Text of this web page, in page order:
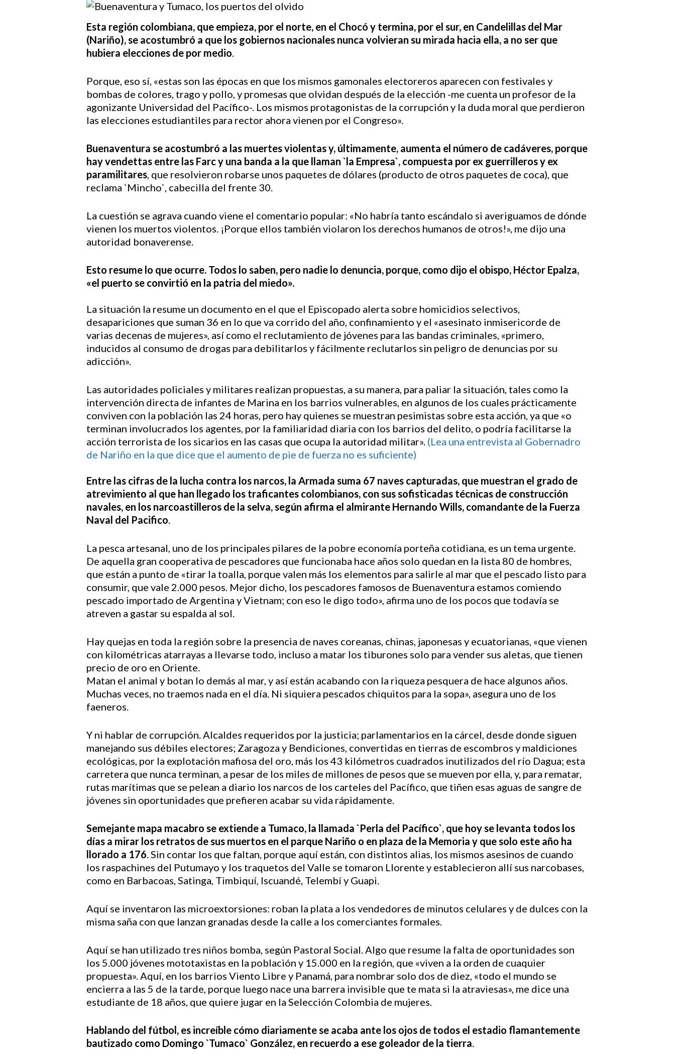
Esta región colombiana, que empieza, por el norte, en el Chocó y termina, por el sur, en Candelillas del Mar
(Nariño), se acostumbró a que los gobiernos nacionales nunca volvieran su mirada hacia ella, a no ser que
hubiera elecciones de por medio.
Porque, eso sí, «estas son las épocas en que los mismos gamonales electoreros aparecen con festivales y
bombas de colores, trago y pollo, y promesas que olvidan después de la elección -me cuenta un profesor de la
agonizante Universidad del Pacífico-. Los mismos protagonistas de la corrupción y la duda moral que perdieron
las elecciones estudiantiles para rector ahora vienen por el Congreso».
Buenaventura se acostumbró a las muertes violentas y, últimamente, aumenta el número de cadáveres, porque
hay vendettas entre las Farc y una banda a la que llaman `la Empresa`, compuesta por ex guerrilleros y ex
paramilitares, que resolvieron robarse unos paquetes de dólares (producto de otros paquetes de coca), que
reclama `Mincho`, cabecilla del frente 30.
La cuestión se agrava cuando viene el comentario popular: «No habría tanto escándalo si averiguamos de dónde
vienen los muertos violentos. ¡Porque ellos también violaron los derechos humanos de otros!», me dijo una
autoridad bonaverense.
Esto resume lo que ocurre. Todos lo saben, pero nadie lo denuncia, porque, como dijo el obispo, Héctor Epalza,
«el puerto se convirtió en la patria del miedo».
La situación la resume un documento en el que el Episcopado alerta sobre homicidios selectivos,
desapariciones que suman 36 en lo que va corrido del año, confinamiento y el «asesinato inmisericorde de
varias decenas de mujeres», así como el reclutamiento de jóvenes para las bandas criminales, «primero,
inducidos al consumo de drogas para debilitarlos y fácilmente reclutarlos sin peligro de denuncias por su
adicción».
Las autoridades policiales y militares realizan propuestas, a su manera, para paliar la situación, tales como la
intervención directa de infantes de Marina en los barrios vulnerables, en algunos de los cuales prácticamente
conviven con la población las 24 horas, pero hay quienes se muestran pesimistas sobre esta acción, ya que «o
terminan involucrados los agentes, por la familiaridad diaria con los barrios del delito, o podría facilitarse la
acción terrorista de los sicarios en las casas que ocupa la autoridad militar». (Lea una entrevista al Gobernadro
de Nariño en la que dice que el aumento de pie de fuerza no es suficiente)
Entre las cifras de la lucha contra los narcos, la Armada suma 67 naves capturadas, que muestran el grado de
atrevimiento al que han llegado los traficantes colombianos, con sus sofisticadas técnicas de construcción
navales, en los narcoastilleros de la selva, según afirma el almirante Hernando Wills, comandante de la Fuerza
Naval del Pacifico.
La pesca artesanal, uno de los principales pilares de la pobre economía porteña cotidiana, es un tema urgente.
De aquella gran cooperativa de pescadores que funcionaba hace años solo quedan en la lista 80 de hombres,
que están a punto de «tirar la toalla, porque valen más los elementos para salirle al mar que el pescado listo para
consumir, que vale 2.000 pesos. Mejor dicho, los pescadores famosos de Buenaventura estamos comiendo
pescado importado de Argentina y Vietnam; con eso le digo todo», afirma uno de los pocos que todavía se
atreven a gastar su espalda al sol.
Hay quejas en toda la región sobre la presencia de naves coreanas, chinas, japonesas y ecuatorianas, «que vienen
con kilométricas atarrayas a llevarse todo, incluso a matar los tiburones solo para vender sus aletas, que tienen
precio de oro en Oriente.
Matan el animal y botan lo demás al mar, y así están acabando con la riqueza pesquera de hace algunos años.
Muchas veces, no traemos nada en el día. Ni siquiera pescados chiquitos para la sopa», asegura uno de los
faeneros.
Y ni hablar de corrupción. Alcaldes requeridos por la justicia; parlamentarios en la cárcel, desde donde siguen
manejando sus débiles electores; Zaragoza y Bendiciones, convertidas en tierras de escombros y maldiciones
ecológicas, por la explotación mafiosa del oro, más los 43 kilómetros cuadrados inutilizados del río Dagua; esta
carretera que nunca terminan, a pesar de los miles de millones de pesos que se mueven por ella, y, para rematar,
rutas marítimas que se pelean a diario los narcos de los carteles del Pacífico, que tiñen esas aguas de sangre de
jóvenes sin oportunidades que prefieren acabar su vida rápidamente.
Semejante mapa macabro se extiende a Tumaco, la llamada `Perla del Pacífico`, que hoy se levanta todos los
días a mirar los retratos de sus muertos en el parque Nariño o en plaza de la Memoria y que solo este año ha
llorado a 176. Sin contar los que faltan, porque aquí están, con distintos alias, los mismos asesinos de cuando
los raspachines del Putumayo y los traquetos del Valle se tomaron Llorente y establecieron allí sus narcobases,
como en Barbacoas, Satinga, Timbiquí, Iscuandé, Telembí y Guapi.
Aquí se inventaron las microextorsiones: roban la plata a los vendedores de minutos celulares y de dulces con la
misma saña con que lanzan granadas desde la calle a los comerciantes formales.
Aquí se han utilizado tres niños bomba, según Pastoral Social. Algo que resume la falta de oportunidades son
los 5.000 jóvenes mototaxistas en la población y 15.000 en la región, que «viven a la orden de cuaquier
propuesta». Aquí, en los barrios Viento Libre y Panamá, para nombrar solo dos de diez, «todo el mundo se
encierra a las 5 de la tarde, porque luego nace una barrera invisible que te mata si la atraviesas», me dice una
estudiante de 18 años, que quiere jugar en la Selección Colombia de mujeres.
Hablando del fútbol, es increíble cómo diariamente se acaba ante los ojos de todos el estadio flamantemente
bautizado como Domingo `Tumaco` González, en recuerdo a ese goleador de la tierra.